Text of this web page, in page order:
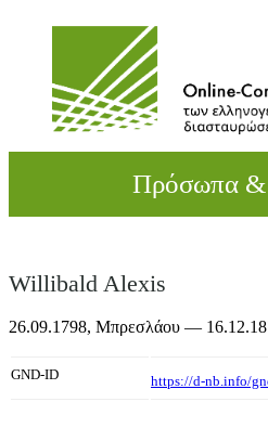
Πρόσωπα &
Willibald Alexis
26.09.1798, Μπρεσλάου —
GND-ID https://d-nb.info/